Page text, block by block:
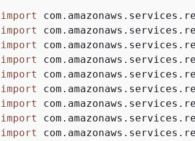
import
import
import
import
import
import
import
import
import